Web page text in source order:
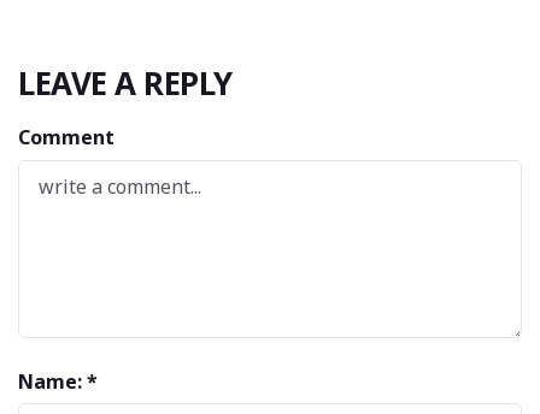
LEAVE A REPLY
Comment
Name: *